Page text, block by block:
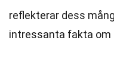
reflekterar dess
intressanta fakta om